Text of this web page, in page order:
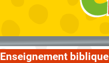
Enseignement biblique